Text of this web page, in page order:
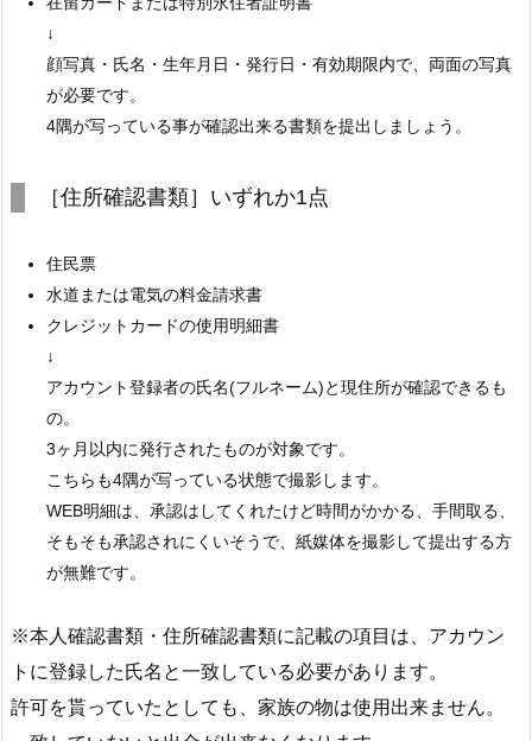
↓
顔写真・氏名・生年月日・発行日・有効期限内で、両面の写真
が必要です。
4隅が写っている事が確認出来る書類を提出しましょう。
［住所確認書類］いずれか1点
住民票
水道または電気の料金請求書
クレジットカードの使用明細書
↓
アカウント登録者の氏名(フルネーム)と現住所が確認できるも
の。
3ヶ月以内に発行されたものが対象です。
こちらも4隅が写っている状態で撮影します。
WEB明細は、承認はしてくれたけど時間がかかる、手間取る、
そもそも承認されにくいそうで、紙媒体を撮影して提出する方
が無難です。
※本人確認書類・住所確認書類に記載の項目は、アカウン
トに登録した氏名と一致している必要があります。
許可を貰っていたとしても、家族の物は使用出来ません。